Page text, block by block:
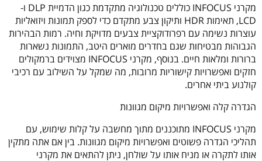
מקרני INFOCUS כוללים טכנולוגיה מתקדמת כגון הדמיית DLP ו-
LCD, תאימות HDR ותיקון צבע מתקדם כדי לספק תמונות ויזואליות
עוצרות נשימה עם רפרודוקציית צבעים מדויקת וחיה. רמות הבהירות
הגבוהות מבטיחות שגם בחדרים מוארים היטב, התמונות נשארות
ברורות ומלאות חיים. בנוסף, מקרני INFOCUS מצוידים ברמקולים
חזקים ואפשרויות קישוריות מרובות, מה שמקל על השילוב עם רכיבי
קולנוע ביתי אחרים.
הגדרה קלה ואפשרויות מיקום מגוונות
מקרני INFOCUS מתוכננים מתוך מחשבה על קלות שימוש, עם
תהליכי הגדרה פשוטים ואפשרויות מיקום מגוונות. בין אם אתה מתקין
אותו לתקרה או מניח אותו על שולחן, ניתן להתאים את מקרני